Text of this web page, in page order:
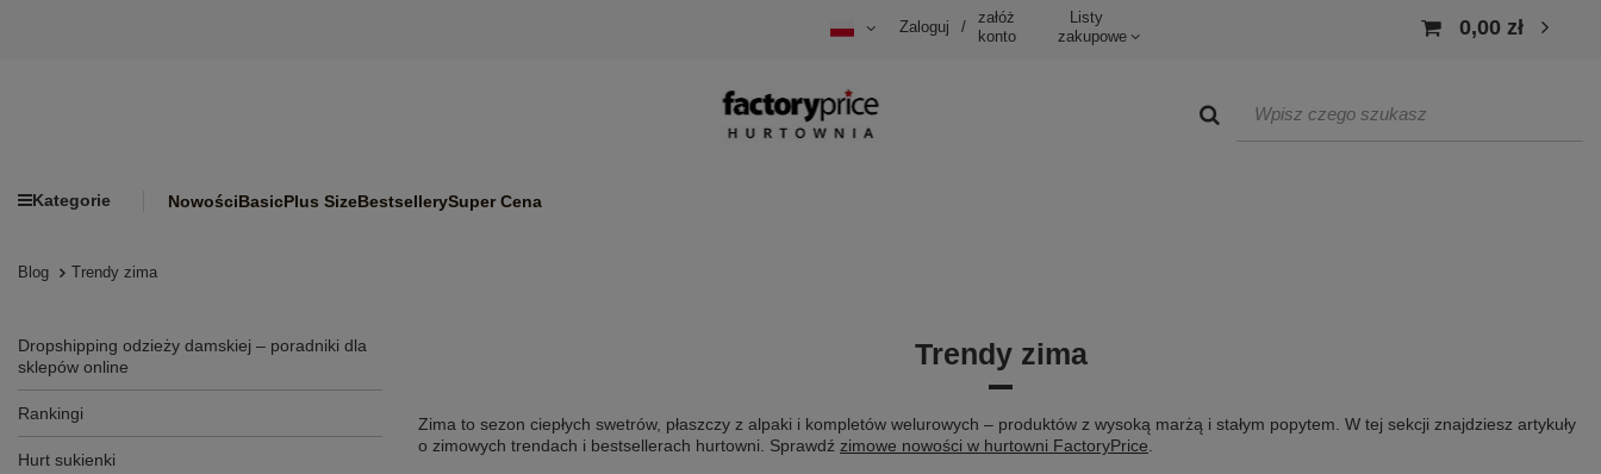
Zaloguj /
załóż
konto
Listy
zakupowe
0,00 zł
Kategorie NowościBasicPlus SizeBestsellerySuper Cena
Blog Trendy zima
Dropshipping odzieży damskiej – poradniki dla
sklepów online
Rankingi
Hurt sukienki
Trendy zima
Zima to sezon ciepłych swetrów, płaszczy z alpaki i kompletów welurowych – produktów z wysoką marżą i stałym popytem. W tej sekcji znajdziesz artykuły
o zimowych trendach i bestsellerach hurtowni. Sprawdź zimowe nowości w hurtowni FactoryPrice